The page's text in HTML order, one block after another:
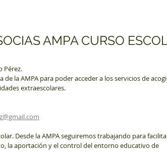
AMPA CURSO
Pérez.
de la AMPA para poder acceder a los servicios de
extraescolares.
Desde la AMPA seguiremos trabajando para
la aportación y el control del entorno educativo de